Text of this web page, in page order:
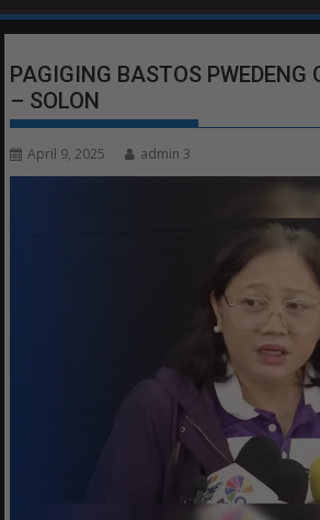
PAGIGING BASTOS PWEDENG
– SOLON
April 9, 2025 admin 3